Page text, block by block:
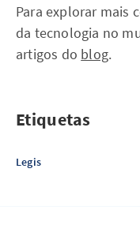
Para explorar mais
da tecnologia no
artigos do blog.
Etiquetas
Legis